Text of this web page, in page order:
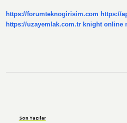
https://forumteknogirisim.com https://
https://uzayemlak.com.tr knight online
Son Yazılar